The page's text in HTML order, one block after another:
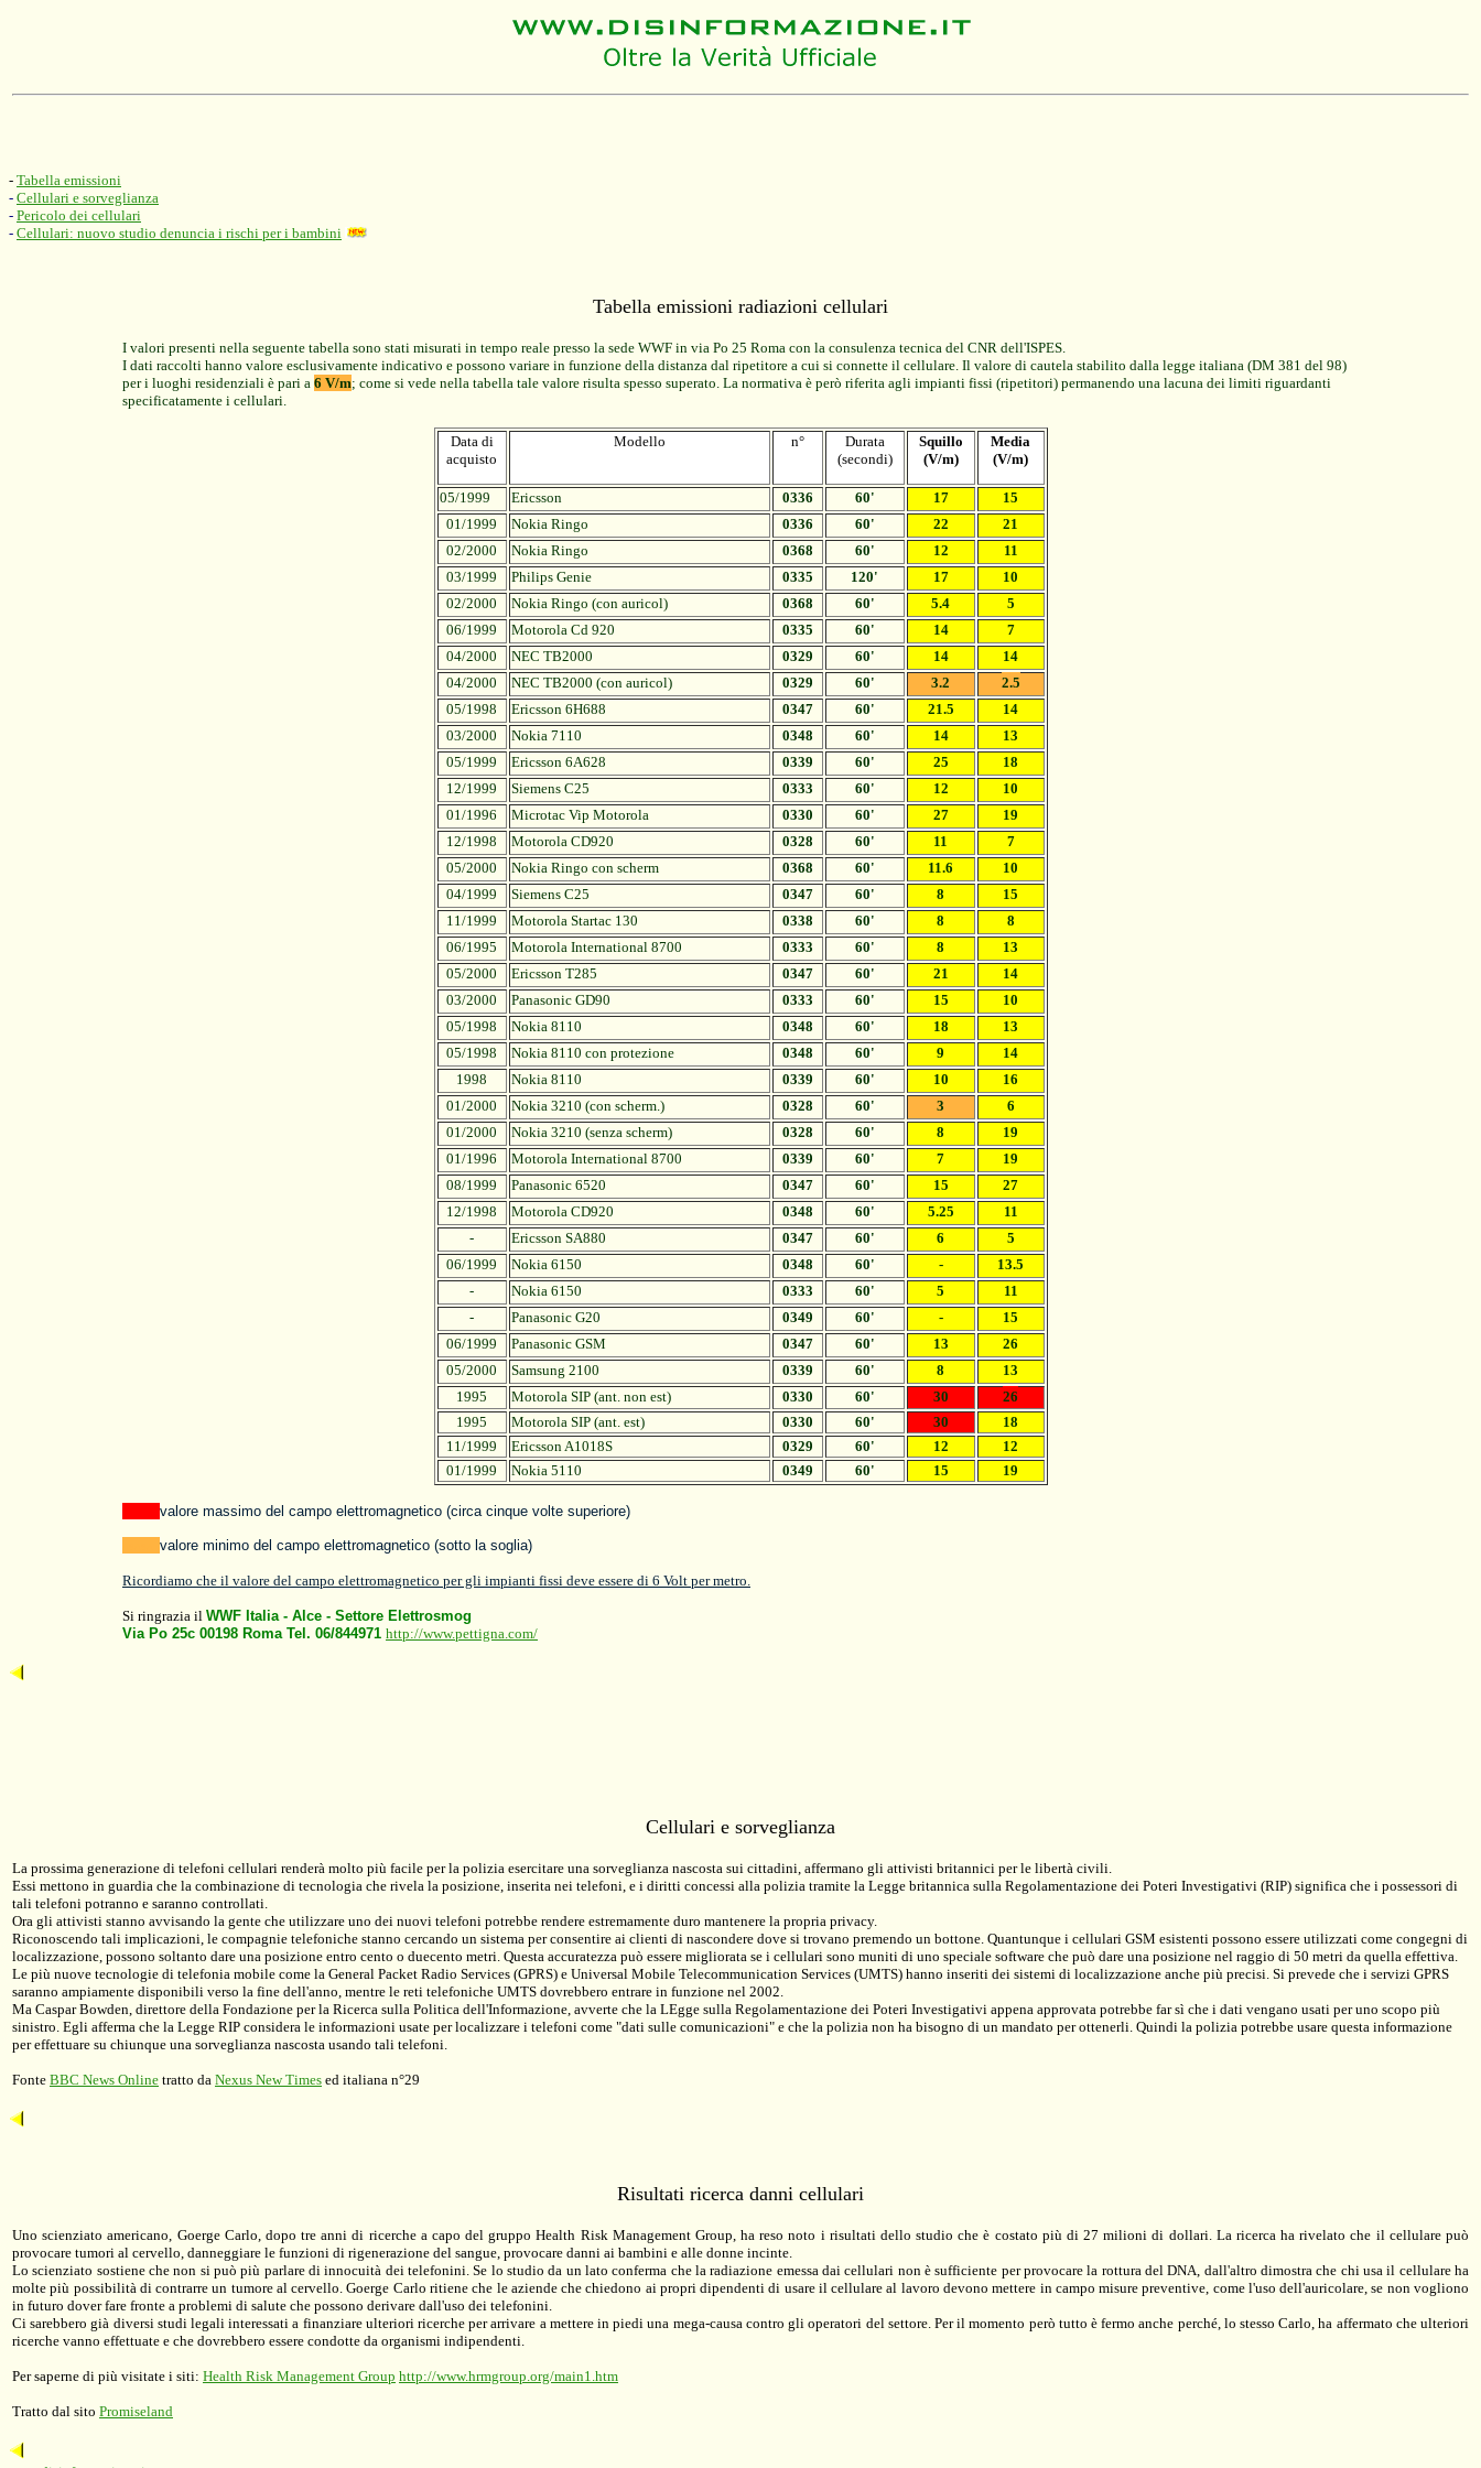
- Tabella emissioni
- Cellulari e sorveglianza
- Pericolo dei cellulari
- Cellulari: nuovo studio denuncia i rischi per i bambini
Tabella emissioni radiazioni cellulari
I valori presenti nella seguente tabella sono stati misurati in tempo reale presso la sede WWF in via Po 25 Roma con la consulenza tecnica del CNR dell'ISPES.
I dati raccolti hanno valore esclusivamente indicativo e possono variare in funzione della distanza dal ripetitore a cui si connette il cellulare. Il valore di cautela stabilito dalla legge italiana (DM 381 del 98)
per i luoghi residenziali è pari a 6 V/m; come si vede nella tabella tale valore risulta spesso superato. La normativa è però riferita agli impianti fissi (ripetitori) permanendo una lacuna dei limiti riguardanti
specificatamente i cellulari.
Data di
acquisto
Modello n°
Durata
(secondi)
Squillo
(V/m)
Media
(V/m)
05/1999 Ericsson 0336 60' 17
15
01/1999
Nokia Ringo 0336 60' 22
21
02/2000
Nokia Ringo 0368 60' 12
11
03/1999
Philips Genie 0335 120' 17
10
02/2000
Nokia Ringo (con auricol) 0368 60' 5.4
5
06/1999
Motorola Cd 920 0335 60' 14
7
04/2000
NEC TB2000 0329 60' 14
14
04/2000
NEC TB2000 (con auricol) 0329 60' 3.2
2.5
05/1998
Ericsson 6H688 0347 60' 21.5
14
03/2000
Nokia 7110 0348 60' 14
13
05/1999
Ericsson 6A628 0339 60' 25
18
12/1999
Siemens C25 0333 60' 12
10
01/1996
Microtac Vip Motorola 0330 60' 27
19
12/1998
Motorola CD920 0328 60' 11
7
05/2000
Nokia Ringo con scherm 0368 60' 11.6
10
04/1999
Siemens C25 0347 60' 8
15
11/1999
Motorola Startac 130 0338 60' 8
8
06/1995
Motorola International 8700 0333 60' 8
13
05/2000
Ericsson T285 0347 60' 21
14
03/2000
Panasonic GD90 0333 60' 15
10
05/1998
Nokia 8110 0348 60' 18
13
05/1998
Nokia 8110 con protezione 0348 60' 9
14
1998
Nokia 8110 0339 60' 10
16
01/2000
Nokia 3210 (con scherm.) 0328 60' 3
6
01/2000
Nokia 3210 (senza scherm) 0328 60' 8
19
01/1996
Motorola International 8700 0339 60' 7
19
08/1999
Panasonic 6520 0347 60' 15
27
12/1998
Motorola CD920 0348 60' 5.25
11
-
Ericsson SA880 0347 60' 6
5
06/1999
Nokia 6150 0348 60' -
13.5
-
Nokia 6150 0333 60' 5
11
-
Panasonic G20 0349 60' -
15
06/1999
Panasonic GSM 0347 60' 13
26
05/2000
Samsung 2100 0339 60' 8
13
1995
Motorola SIP (ant. non est) 0330 60' 30
26
1995
Motorola SIP (ant. est) 0330 60' 30
18
11/1999
Ericsson A1018S 0329 60' 12
12
01/1999
Nokia 5110 0349 60' 15 19
valore massimo del campo elettromagnetico (circa cinque volte superiore)
valore minimo del campo elettromagnetico (sotto la soglia)
Ricordiamo che il valore del campo elettromagnetico per gli impianti fissi deve essere di 6 Volt per metro.
Si ringrazia il WWF Italia - Alce - Settore Elettrosmog
Via Po 25c 00198 Roma Tel. 06/844971 http://www.pettigna.com/
Cellulari e sorveglianza
La prossima generazione di telefoni cellulari renderà molto più facile per la polizia esercitare una sorveglianza nascosta sui cittadini, affermano gli attivisti britannici per le libertà civili.
Essi mettono in guardia che la combinazione di tecnologia che rivela la posizione, inserita nei telefoni, e i diritti concessi alla polizia tramite la Legge britannica sulla Regolamentazione dei Poteri Investigativi (RIP) significa che i possessori di
tali telefoni potranno e saranno controllati.
Ora gli attivisti stanno avvisando la gente che utilizzare uno dei nuovi telefoni potrebbe rendere estremamente duro mantenere la propria privacy.
Riconoscendo tali implicazioni, le compagnie telefoniche stanno cercando un sistema per consentire ai clienti di nascondere dove si trovano premendo un bottone. Quantunque i cellulari GSM esistenti possono essere utilizzati come congegni di
localizzazione, possono soltanto dare una posizione entro cento o duecento metri. Questa accuratezza può essere migliorata se i cellulari sono muniti di uno speciale software che può dare una posizione nel raggio di 50 metri da quella effettiva.
Le più nuove tecnologie di telefonia mobile come la General Packet Radio Services (GPRS) e Universal Mobile Telecommunication Services (UMTS) hanno inseriti dei sistemi di localizzazione anche più precisi. Si prevede che i servizi GPRS
saranno ampiamente disponibili verso la fine dell'anno, mentre le reti telefoniche UMTS dovrebbero entrare in funzione nel 2002.
Ma Caspar Bowden, direttore della Fondazione per la Ricerca sulla Politica dell'Informazione, avverte che la LEgge sulla Regolamentazione dei Poteri Investigativi appena approvata potrebbe far sì che i dati vengano usati per uno scopo più
sinistro. Egli afferma che la Legge RIP considera le informazioni usate per localizzare i telefoni come "dati sulle comunicazioni" e che la polizia non ha bisogno di un mandato per ottenerli. Quindi la polizia potrebbe usare questa informazione
per effettuare su chiunque una sorveglianza nascosta usando tali telefoni.
Fonte BBC News Online tratto da Nexus New Times ed italiana n°29
Risultati ricerca danni cellulari
Uno scienziato americano, Goerge Carlo, dopo tre anni di ricerche a capo del gruppo Health Risk Management Group, ha reso noto i risultati dello studio che è costato più di 27 milioni di dollari. La ricerca ha rivelato che il cellulare può
provocare tumori al cervello, danneggiare le funzioni di rigenerazione del sangue, provocare danni ai bambini e alle donne incinte.
Lo scienziato sostiene che non si può più parlare di innocuità dei telefonini. Se lo studio da un lato conferma che la radiazione emessa dai cellulari non è sufficiente per provocare la rottura del DNA, dall'altro dimostra che chi usa il cellulare ha
molte più possibilità di contrarre un tumore al cervello. Goerge Carlo ritiene che le aziende che chiedono ai propri dipendenti di usare il cellulare al lavoro devono mettere in campo misure preventive, come l'uso dell'auricolare, se non vogliono
in futuro dover fare fronte a problemi di salute che possono derivare dall'uso dei telefonini.
Ci sarebbero già diversi studi legali interessati a finanziare ulteriori ricerche per arrivare a mettere in piedi una mega-causa contro gli operatori del settore. Per il momento però tutto è fermo anche perché, lo stesso Carlo, ha affermato che ulteriori
ricerche vanno effettuate e che dovrebbero essere condotte da organismi indipendenti.
Per saperne di più visitate i siti: Health Risk Management Group http://www.hrmgroup.org/main1.htm
Tratto dal sito Promiseland